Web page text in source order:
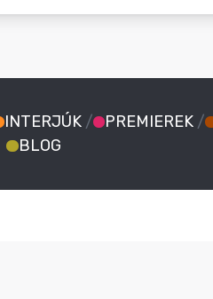
INTERJÚK / PREMIEREK /
BLOG